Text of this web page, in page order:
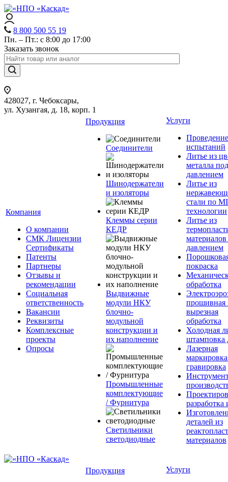
8 800 500 55 19
Пн. – Пт.: с 8:00 до 17:00
Заказать звонок
428027, г. Чебоксары,
ул. Хузангая, д. 18, корп. 1
Компания
О компании
СМК Лицензии
Сертификаты
Патенты
Партнеры
Отзывы и
рекомендации
Социальная
ответственность
Вакансии
Реквизиты
Комплексные
проекты
Опросы
Продукция
Соединители
Шинодержатели
и изоляторы
Клеммы серии
КЕДР
Выдвижные
модули НКУ
блочно-
модульной
конструкции и
их наполнение
Промышленные
комплектующие
/ Фурнитура
Светильники
светодиодные
Услуги
Проведение
испытаний
Литье из
металла под
давлением
Литье из
стали по
технологии
Литье из
давлением
покраска
обработка
прошивная
вырезная
обработка
Холодная
штамповка
Лазерная
гравировка
разработка
деталей из
материалов
Продукция
Услуги